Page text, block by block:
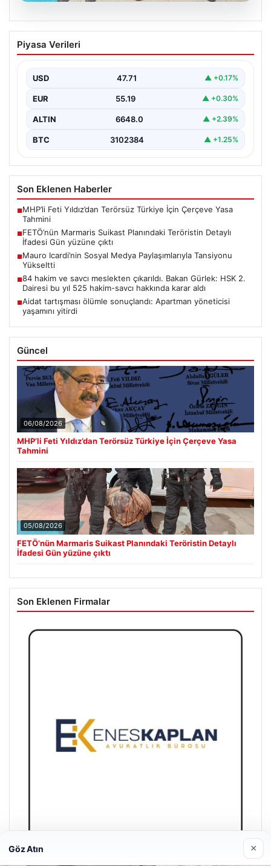
FETÖ’nün Marmaris Suikast Planındaki
Teröristin Detaylı İfadesi Gün yüzüne
15 Temmuz 2016 darbe girişimi sırasında
planlanan suikast girişiminin…
Piyasa Verileri
USD 47.71 ▲ +0.17%
EUR 55.19 ▲ +0.30%
ALTIN 6648.0 ▲ +2.39%
BTC 3102384 ▲ +1.25%
Son Eklenen Haberler
■MHP’li Feti Yıldız’dan Terörsüz Türkiye İçin Çerçeve Yasa
Tahmini
■FETÖ’nün Marmaris Suikast Planındaki Teröristin Detaylı
İfadesi Gün yüzüne çıktı
■Mauro Icardi’nin Sosyal Medya Paylaşımlarıyla Tansiyonu
Yükseltti
■84 hakim ve savcı meslekten çıkarıldı. Bakan Gürlek: HSK 2.
Dairesi bu yıl 525 hakim-savcı hakkında karar aldı
■Aidat tartışması ölümle sonuçlandı: Apartman yöneticisi
yaşamını yitirdi
Güncel
06/08/2026
MHP’li Feti Yıldız’dan Terörsüz Türkiye İçin Çerçeve Yasa
Tahmini
05/08/2026
FETÖ’nün Marmaris Suikast Planındaki Teröristin Detaylı
İfadesi Gün yüzüne çıktı
Son Eklenen Firmalar
Göz Atın ×